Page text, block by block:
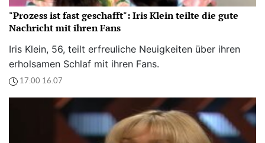
"Prozess ist fast geschafft": Iris Klein teilte die gute
Nachricht mit ihren Fans
Iris Klein, 56, teilt erfreuliche Neuigkeiten über ihren
erholsamen Schlaf mit ihren Fans.
17:00 16.07